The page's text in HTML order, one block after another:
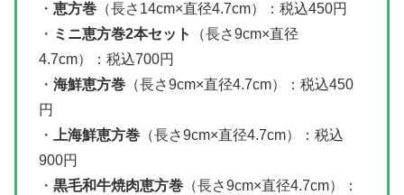
・ 恵方巻 （長さ14cm×直径4.7cm）：税込450円
・ ミニ恵方巻2本セット
（長さ9cm×直径
4.7cm）：税込700円
・ 海鮮恵方巻 （長さ9cm×直径4.7cm）：税込450
円
・ 上海鮮恵方巻 （長さ9cm×直径4.7cm）：税込
900円
・ 黒毛和牛焼肉恵方巻 （長さ9cm×直径4.7cm）：